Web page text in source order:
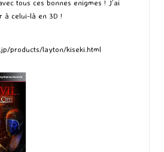
tous ces bonnes enigmes ! J’ai
à celui-là en 3D !
products/layton/kiseki.html